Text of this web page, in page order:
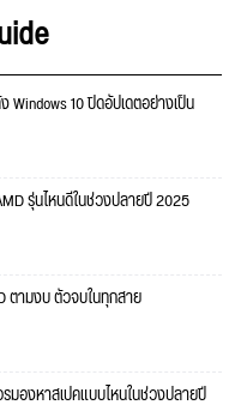
Windows 10 ปิดอัปเดตอย่างเป็น
รุ่นไหนดีในช่วงปลายปี 2025
ตามงบ ตัวจบในทุกสาย
มองหาสเปคแบบไหนในช่วงปลายปี